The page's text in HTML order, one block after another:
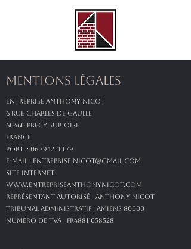
Mentions légales
Entreprise ANTHONY NICOT
6 rue Charles de Gaulle
60460 PRECY SUR OISE
France
Port. : 06.79.42.00.79
e-mail : entreprise.nicot@gmail.com
Site internet :
www.entrepriseanthonynicot.com
Représentant autorisé : Anthony NICOT
Tribunal administratif : Amiens 80000
Numéro de TVA : FR48811058528